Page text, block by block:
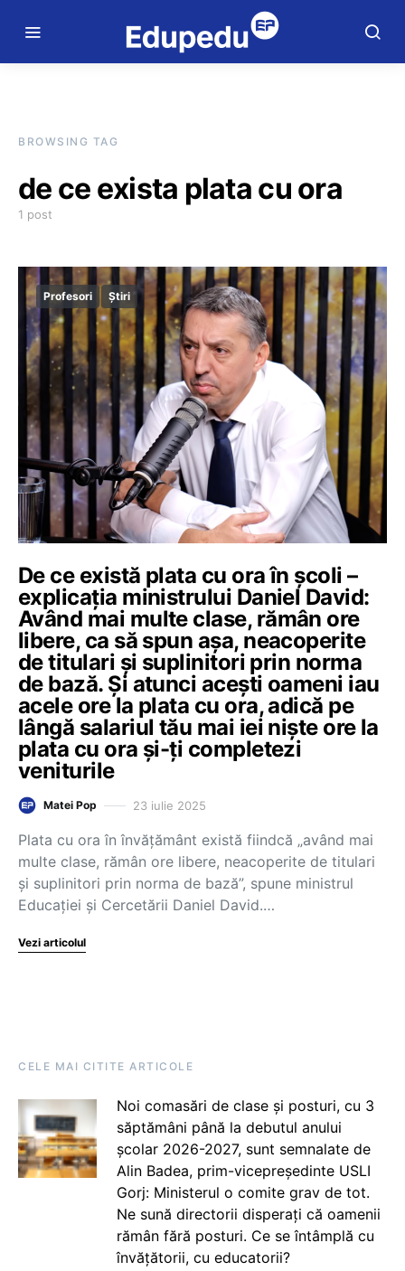
BROWSING TAG
de ce exista plata cu ora
1 post
Profesori Știri
De ce există plata cu ora în școli –
explicația ministrului Daniel David:
Având mai multe clase, rămân ore
libere, ca să spun așa, neacoperite
de titulari și suplinitori prin norma
de bază. Și atunci acești oameni iau
acele ore la plata cu ora, adică pe
lângă salariul tău mai iei niște ore la
plata cu ora și-ți completezi
veniturile
Matei Pop 23 iulie 2025
Plata cu ora în învățământ există fiindcă „având mai
multe clase, rămân ore libere, neacoperite de titulari
și suplinitori prin norma de bază”, spune ministrul
Educației și Cercetării Daniel David.…
Vezi articolul
CELE MAI CITITE ARTICOLE
Noi comasări de clase și posturi, cu 3
săptămâni până la debutul anului
școlar 2026-2027, sunt semnalate de
Alin Badea, prim-vicepreședinte USLI
Gorj: Ministerul o comite grav de tot.
Ne sună directorii disperați că oamenii
rămân fără posturi. Ce se întâmplă cu
învățătorii, cu educatorii?